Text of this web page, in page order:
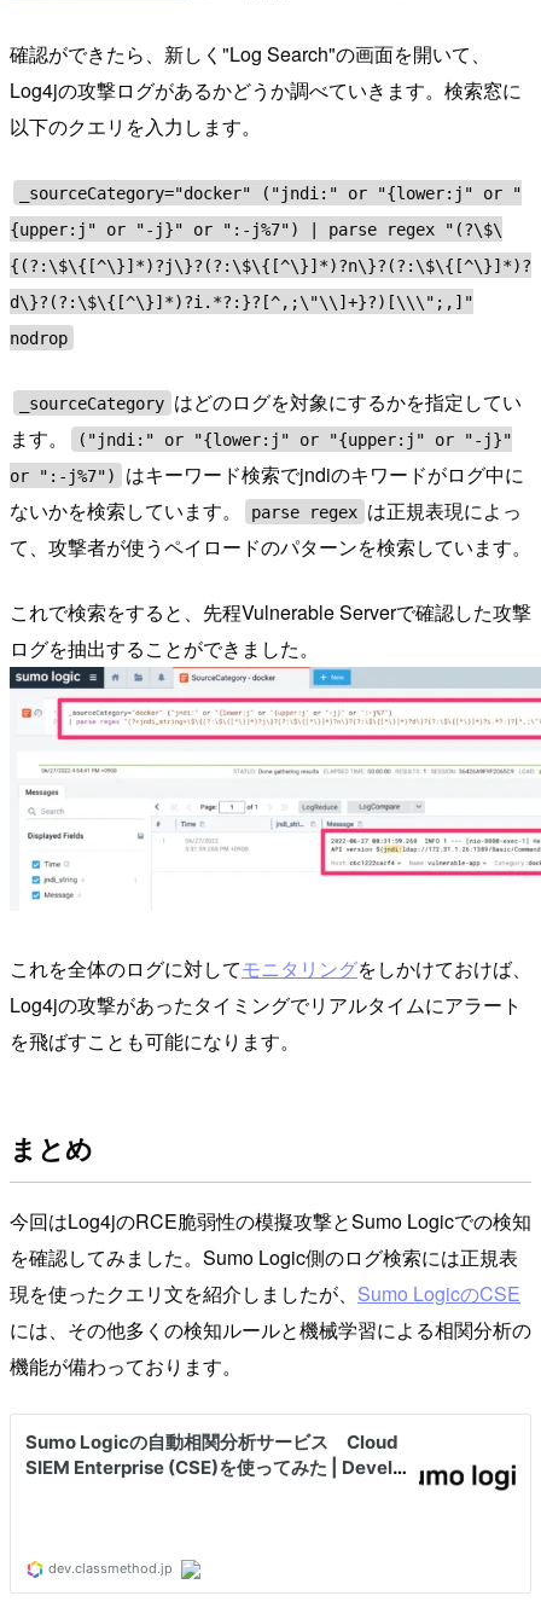
確認ができたら、新しく"Log Search"の画面を開いて、
Log4jの攻撃ログがあるかどうか調べていきます。検索窓に
以下のクエリを入力します。
_sourceCategory="docker" ("jndi:" or "{lower:j" or "
{upper:j" or "-j}" or ":-j%7") | parse regex "(?\$\
{(?:\$\{[^\}]*)?j\}?(?:\$\{[^\}]*)?n\}?(?:\$\{[^\}]*)?
d\}?(?:\$\{[^\}]*)?i.*?:}?[^,;\"\\]+}?)[\\\";,]"
nodrop
_sourceCategory はどのログを対象にするかを指定してい
ます。
("jndi:" or "{lower:j" or "{upper:j" or "-j}"
or ":-j%7")
はキーワード検索でjndiのキワードがログ中に
ないかを検索しています。
parse regex は正規表現によっ
て、攻撃者が使うペイロードのパターンを検索しています。
これで検索をすると、先程Vulnerable Serverで確認した攻撃
ログを抽出することができました。
これを全体のログに対してモニタリングをしかけておけば、
Log4jの攻撃があったタイミングでリアルタイムにアラート
を飛ばすことも可能になります。
まとめ
今回はLog4jのRCE脆弱性の模擬攻撃とSumo Logicでの検知
を確認してみました。Sumo Logic側のログ検索には正規表
現を使ったクエリ文を紹介しましたが、 Sumo LogicのCSE
には、その他多くの検知ルールと機械学習による相関分析の
機能が備わっております。